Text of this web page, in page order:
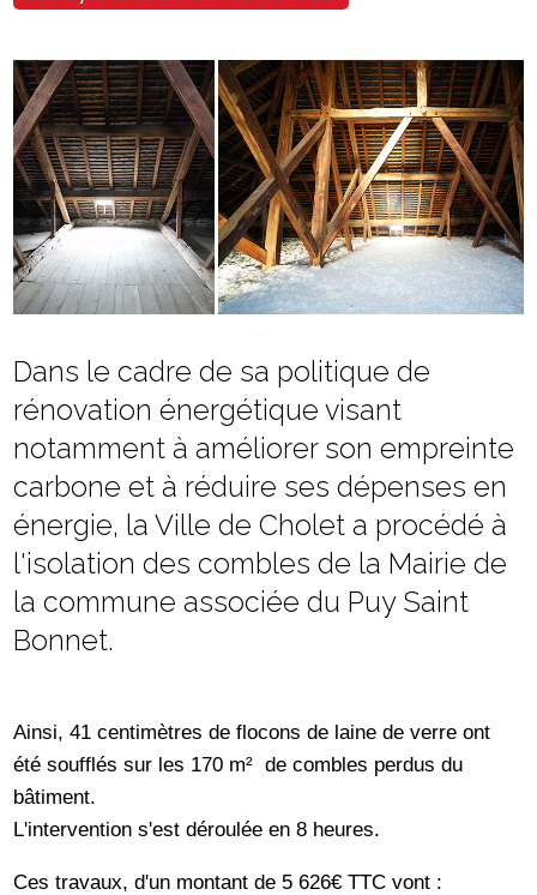
Dans le cadre de sa politique de
rénovation énergétique visant
notamment à améliorer son empreinte
carbone et à réduire ses dépenses en
énergie, la Ville de Cholet a procédé à
l'isolation des combles de la Mairie de
la commune associée du Puy Saint
Bonnet.
Ainsi, 41 centimètres de flocons de laine de verre ont
été soufflés sur les 170 m² de combles perdus du
bâtiment.
L'intervention s'est déroulée en 8 heures.
Ces travaux, d'un montant de 5 626€ TTC vont :